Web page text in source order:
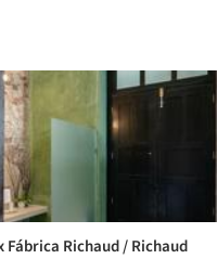
Fábrica Richaud / Richaud